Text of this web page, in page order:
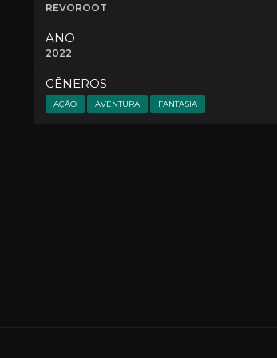
REVOROOT
ANO
2022
GÊNEROS
AÇÃO AVENTURA FANTASIA